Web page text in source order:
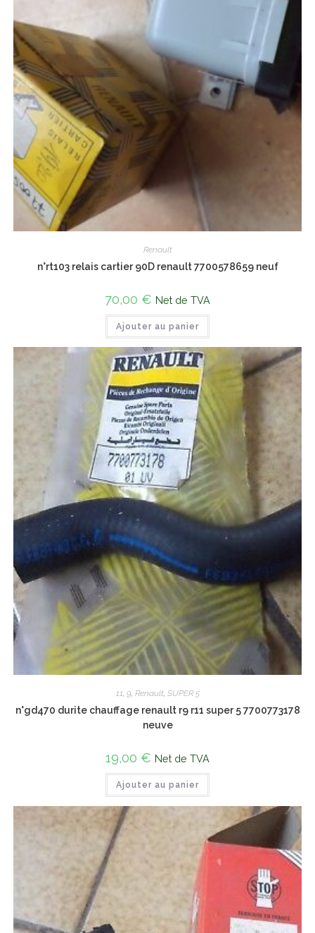
Renault
n°rt103 relais cartier 90D renault 7700578659 neuf
70,00 € Net de TVA
Ajouter au panier
11, 9, Renault, SUPER 5
n°gd470 durite chauffage renault r9 r11 super 5 7700773178
neuve
19,00 € Net de TVA
Ajouter au panier